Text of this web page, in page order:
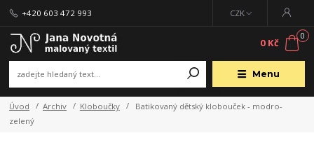
Menu
CZK
+420 603 472 993
0
0 Kč
Úvod Archiv Kloboučky
Batikovaný dětský klobouček - modro-
zelený